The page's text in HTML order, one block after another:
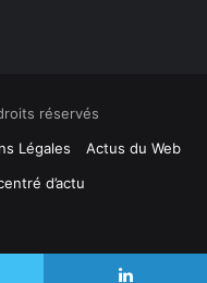
réservés
Légales
Actus du Web
d’actu